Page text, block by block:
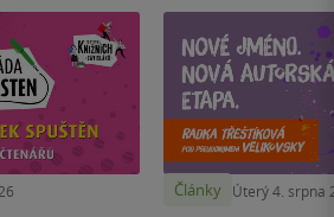
Články Úterý 4. srpna